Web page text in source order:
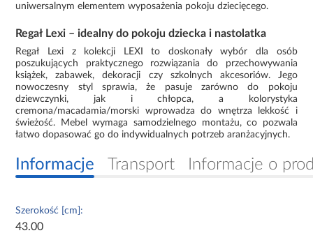
uniwersalnym elementem wyposażenia pokoju dziecięcego.
Regał Lexi – idealny do pokoju dziecka i nastolatka
Regał Lexi z kolekcji LEXI to doskonały wybór dla osób
poszukujących praktycznego rozwiązania do przechowywania
książek, zabawek, dekoracji czy szkolnych akcesoriów. Jego
nowoczesny styl sprawia, że pasuje zarówno do pokoju
dziewczynki, jak i chłopca, a kolorystyka
cremona/macadamia/morski wprowadza do wnętrza lekkość i
świeżość. Mebel wymaga samodzielnego montażu, co pozwala
łatwo dopasować go do indywidualnych potrzeb aranżacyjnych.
Informacje Transport Informacje o
Szerokość [cm]:
43.00